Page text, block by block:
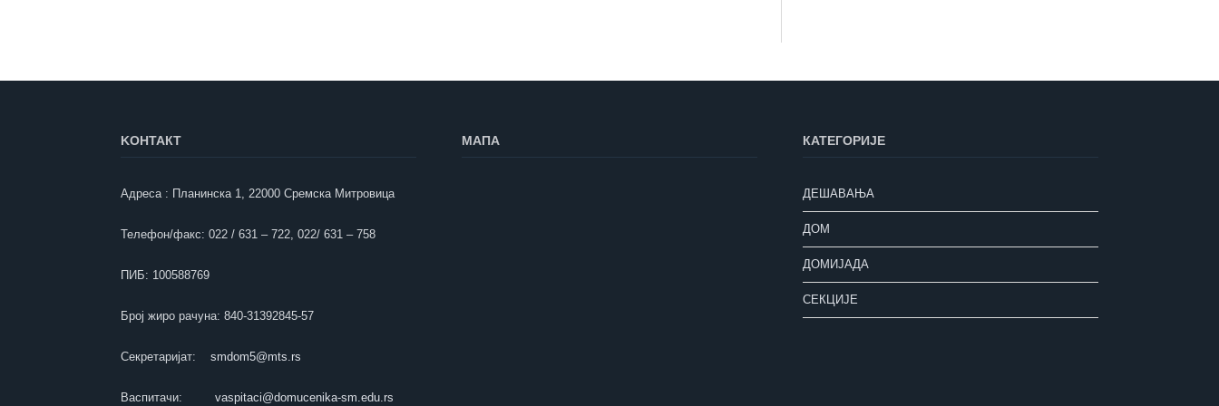
KOНТАКТ
Адреса : Планинска 1, 22000 Сремска Митровица
Телефон/факс: 022 / 631 – 722, 022/ 631 – 758
ПИБ: 100588769
Број жиро рачуна: 840-31392845-57
Секретаријат: smdom5@mts.rs
Васпитачи: vaspitaci@domucenika-sm.edu.rs
МАПА КАТЕГОРИЈЕ
ДЕШАВАЊА
ДОМ
ДОМИЈАДА
СЕКЦИЈЕ